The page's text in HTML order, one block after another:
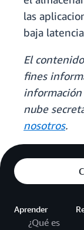
las
baja
El
fines
información
nube
nosotros.
Aprender
¿Qué es